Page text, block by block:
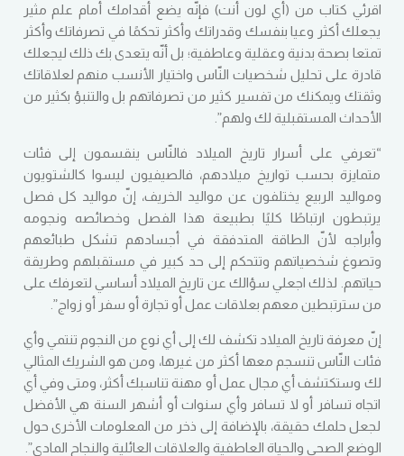
اقرئي كتاب من (أي لون أنت) فإنّه يضع أقدامك أمام علم مثير
يجعلك أكثر وعيا بنفسك وقدراتك وأكثر تحكمًا في تصرفاتك وأكثر
تمتعا بصحة بدنية وعقلية وعاطفية؛ بل أنّه يتعدى بك ذلك ليجعلك
قادرة على تحليل شخصيات النّاس واختيار الأنسب منهم لعلاقاتك
وثقتك ويمكنك من تفسير كثير من تصرفاتهم بل والتنبؤ بكثير من
الأحداث المستقبلية لك ولهم”.
“تعرفي على أسرار تاريخ الميلاد فالنّاس ينقسمون إلى فئات
متمايزة بحسب تواريخ ميلادهم، فالصيفيون ليسوا كالشتويون
ومواليد الربيع يختلفون عن مواليد الخريف، إنّ مواليد كل فصل
يرتبطون ارتباطًا كليًا بطبيعة هذا الفصل وخصائصه ونجومه
وأبراجه لأنّ الطاقة المتدفقة في أجسادهم تشكل طبائعهم
وتصوغ شخصياتهم وتتحكم إلى حد كبير في مستقبلهم وطريقة
حياتهم لذلك اجعلي سؤالك عن تاريخ الميلاد أساسي لتعرفك على
من سترتبطين معهم بعلاقات عمل أو تجارة أو سفر أو زواج”.
إنّ معرفة تاريخ الميلاد تكشف لك إلى أي نوع من النجوم تنتمي وأي
فئات النّاس تنسجم معها أكثر من غيرها، ومن هو الشريك المثالي
لك وستكتشف أي مجال عمل أو مهنة تناسبك أكثر، ومتى وفي أي
اتجاه تسافر أو لا تسافر وأي سنوات أو أشهر السنة هي الأفضل
لجعل حلمك حقيقة، بالإضافة إلى ذخر من المعلومات الأخرى حول
الوضع الصحي والحياة العاطفية والعلاقات العائلية والنجاح المادي”